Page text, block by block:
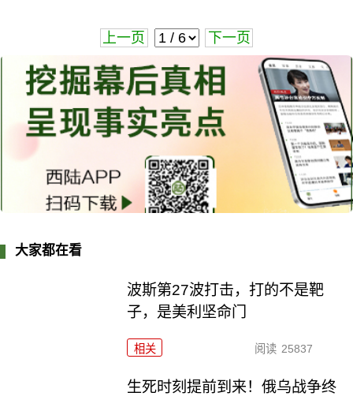
上一页 下一页
大家都在看
波斯第27波打击，打的不是靶
子，是美利坚命门
相关 阅读 25837
生死时刻提前到来！俄乌战争终